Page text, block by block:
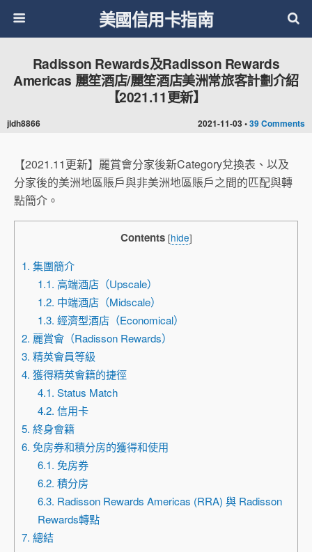
美國信用卡指南
2021-11-03 •39 Comments
Radisson Rewards及Radisson Rewards
Americas 麗笙酒店/麗笙酒店美洲常旅客計劃介紹
【2021.11更新】
jldh8866
【2021.11更新】麗賞會分家後新Category兌換表、以及
分家後的美洲地區賬戶與非美洲地區賬戶之間的匹配與轉
點簡介。
Contents [hide]
1. 集團簡介
1.1. 高端酒店（Upscale）
1.2. 中端酒店（Midscale）
1.3. 經濟型酒店（Economical）
2. 麗賞會（Radisson Rewards）
3. 精英會員等級
4. 獲得精英會籍的捷徑
4.1. Status Match
4.2. 信用卡
5. 終身會籍
6. 免房券和積分房的獲得和使用
6.1. 免房券
6.2. 積分房
6.3. Radisson Rewards Americas (RRA) 與 Radisson
Rewards轉點
7. 總結